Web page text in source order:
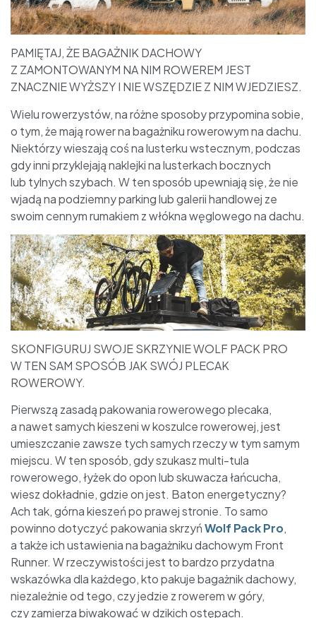
PAMIĘTAJ, ŻE BAGAŻNIK DACHOWY
Z ZAMONTOWANYM NA NIM ROWEREM JEST
ZNACZNIE WYŻSZY I NIE WSZĘDZIE Z NIM WJEDZIESZ.
Wielu rowerzystów, na różne sposoby przypomina sobie,
o tym, że mają rower na bagażniku rowerowym na dachu.
Niektórzy wieszają coś na lusterku wstecznym, podczas
gdy inni przyklejają naklejki na lusterkach bocznych
lub tylnych szybach. W ten sposób upewniają się, że nie
wjadą na podziemny parking lub galerii handlowej ze
swoim cennym rumakiem z włókna węglowego na dachu.
SKONFIGURUJ SWOJE SKRZYNIE WOLF PACK PRO
W TEN SAM SPOSÓB JAK SWÓJ PLECAK
ROWEROWY.
Pierwszą zasadą pakowania rowerowego plecaka,
a nawet samych kieszeni w koszulce rowerowej, jest
umieszczanie zawsze tych samych rzeczy w tym samym
miejscu. W ten sposób, gdy szukasz multi-tula
rowerowego, łyżek do opon lub skuwacza łańcucha,
wiesz dokładnie, gdzie on jest. Baton energetyczny?
Ach tak, górna kieszeń po prawej stronie. To samo
powinno dotyczyć pakowania skrzyńWolf Pack Pro,
a także ich ustawienia na bagażniku dachowym Front
Runner. W rzeczywistości jest to bardzo przydatna
wskazówka dla każdego, kto pakuje bagażnik dachowy,
niezależnie od tego, czy jedzie z rowerem w góry,
czy zamierza biwakować w dzikich ostępach.